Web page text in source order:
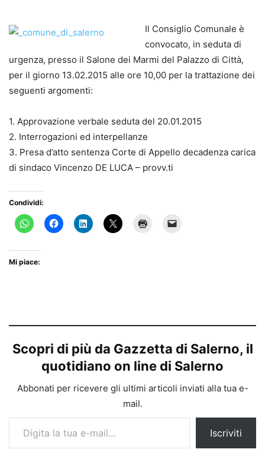
Il Consiglio Comunale è
convocato, in seduta di
urgenza, presso il Salone dei Marmi del Palazzo di Città,
per il giorno 13.02.2015 alle ore 10,00 per la trattazione dei
seguenti argomenti:
1. Approvazione verbale seduta del 20.01.2015
2. Interrogazioni ed interpellanze
3. Presa d’atto sentenza Corte di Appello decadenza carica
di sindaco Vincenzo DE LUCA – provv.ti
Condividi:
Mi piace:
Scopri di più da Gazzetta di Salerno, il
quotidiano on line di Salerno
Abbonati per ricevere gli ultimi articoli inviati alla tua e-
mail.
Digita la tua e-mail...
Iscriviti